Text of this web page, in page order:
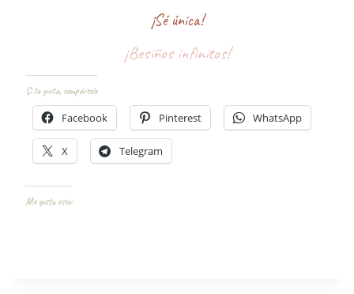
¡Sé única!
¡Besiños infinitos!
Si te gusta, compártelo
Facebook Pinterest WhatsApp
X Telegram
Me gusta esto: